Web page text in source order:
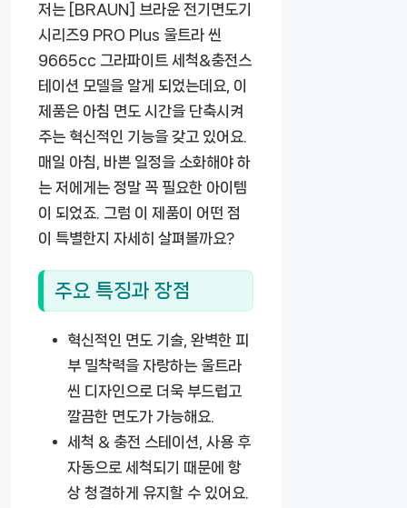
저는 [BRAUN] 브라운 전기면도기
시리즈9 PRO Plus 울트라 씬
9665cc 그라파이트 세척&충전스
테이션 모델을 알게 되었는데요, 이
제품은 아침 면도 시간을 단축시켜
주는 혁신적인 기능을 갖고 있어요.
매일 아침, 바쁜 일정을 소화해야 하
는 저에게는 정말 꼭 필요한 아이템
이 되었죠. 그럼 이 제품이 어떤 점
이 특별한지 자세히 살펴볼까요?
주요 특징과 장점
혁신적인 면도 기술 , 완벽한 피
부 밀착력을 자랑하는 울트라
씬 디자인으로 더욱 부드럽고
깔끔한 면도가 가능해요.
세척 & 충전 스테이션 , 사용 후
자동으로 세척되기 때문에 항
상 청결하게 유지할 수 있어요.